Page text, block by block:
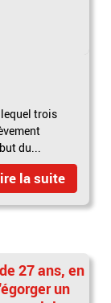
trois
du...
la suite
27 ans, en
un